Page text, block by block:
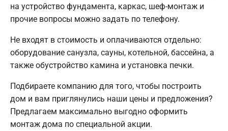
на устройство фундамента, каркас, шеф-монтаж и
прочие вопросы можно задать по телефону.
Не входят в стоимость и оплачиваются отдельно:
оборудование санузла, сауны, котельной, бассейна, а
также обустройство камина и установка печки.
Подбираете компанию для того, чтобы построить
дом и вам приглянулись наши цены и предложения?
Предлагаем максимально выгодно оформить
монтаж дома по специальной акции.